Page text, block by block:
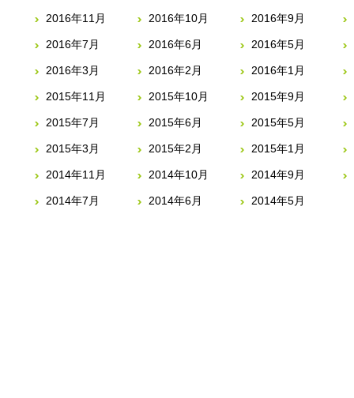
2016年11月 2016年10月 2016年9月
2016年7月 2016年6月 2016年5月
2016年3月 2016年2月 2016年1月
2015年11月 2015年10月 2015年9月
2015年7月 2015年6月 2015年5月
2015年3月 2015年2月 2015年1月
2014年11月 2014年10月 2014年9月
2014年7月 2014年6月 2014年5月